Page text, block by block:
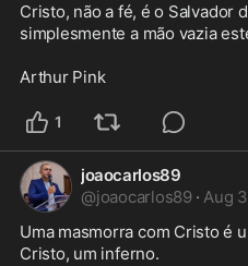
Cristo, não a fé, é o Salvador
simplesmente a mão vazia
Arthur Pink
1
joaocarlos89
@joaocarlos89 · Aug 3
Uma masmorra com Cristo é
Cristo, um inferno.